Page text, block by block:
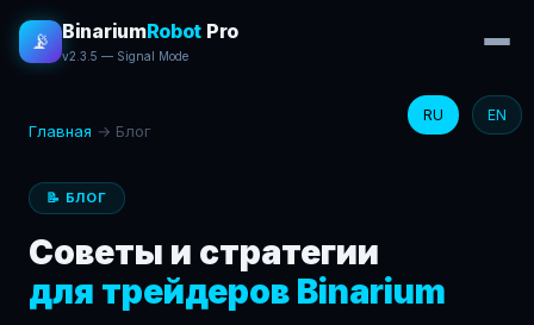
📡 BinariumRobot Pro
v2.3.5 — Signal Mode
RU EN
Главная → Блог
📝 БЛОГ
Советы и стратегии
для трейдеров Binarium